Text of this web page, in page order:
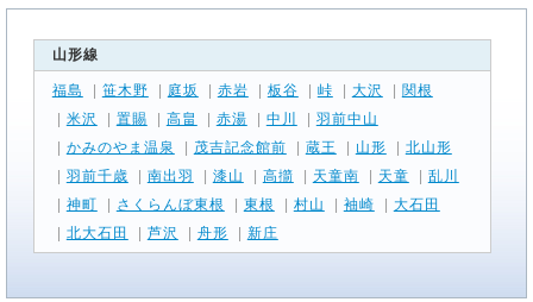
山形線
福島 笹木野 庭坂 赤岩 板谷 峠 大沢
関根
米沢 置賜 高畠 赤湯 中川
羽前中山
かみのやま温泉 茂吉記念館前 蔵王 山形
北山形
羽前千歳 南出羽 漆山 高擶 天童南 天童
乱川
神町 さくらんぼ東根 東根 村山 袖崎
大石田
北大石田 芦沢 舟形 新庄